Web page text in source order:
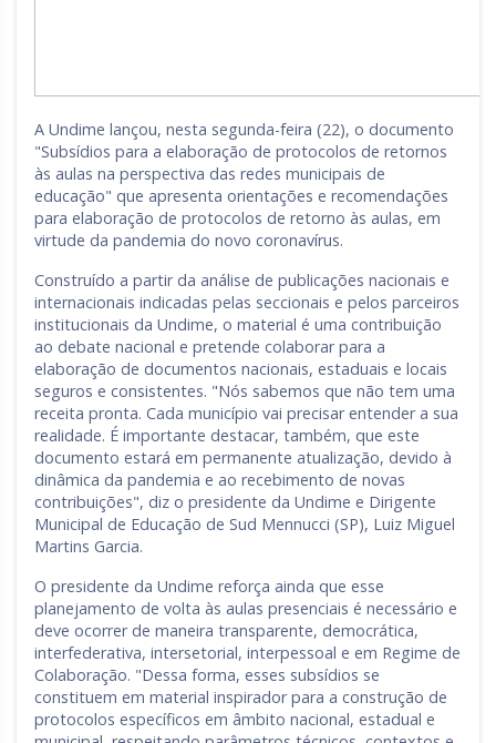
A Undime lançou, nesta segunda-feira (22), o documento
"Subsídios para a elaboração de protocolos de retornos
às aulas na perspectiva das redes municipais de
educação" que apresenta orientações e recomendações
para elaboração de protocolos de retorno às aulas, em
virtude da pandemia do novo coronavírus.
Construído a partir da análise de publicações nacionais e
internacionais indicadas pelas seccionais e pelos parceiros
institucionais da Undime, o material é uma contribuição
ao debate nacional e pretende colaborar para a
elaboração de documentos nacionais, estaduais e locais
seguros e consistentes. "Nós sabemos que não tem uma
receita pronta. Cada município vai precisar entender a sua
realidade. É importante destacar, também, que este
documento estará em permanente atualização, devido à
dinâmica da pandemia e ao recebimento de novas
contribuições", diz o presidente da Undime e Dirigente
Municipal de Educação de Sud Mennucci (SP), Luiz Miguel
Martins Garcia.
O presidente da Undime reforça ainda que esse
planejamento de volta às aulas presenciais é necessário e
deve ocorrer de maneira transparente, democrática,
interfederativa, intersetorial, interpessoal e em Regime de
Colaboração. "Dessa forma, esses subsídios se
constituem em material inspirador para a construção de
protocolos específicos em âmbito nacional, estadual e